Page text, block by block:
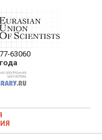
Ученых —
статей в
журнале
63060
научных статей в
журнале